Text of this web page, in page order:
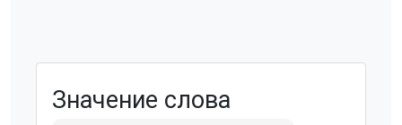
Значение слова